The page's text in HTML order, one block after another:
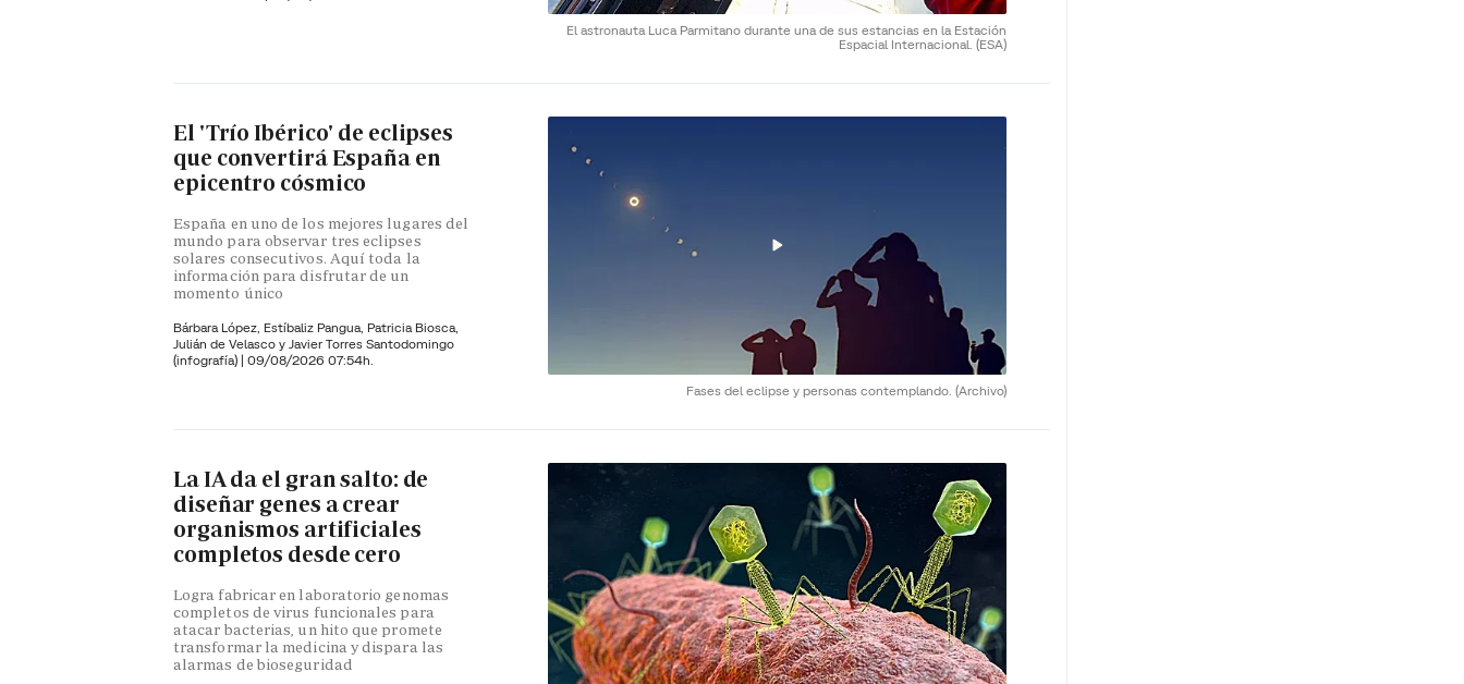
El astronauta Luca Parmitano durante una de sus estancias en la Estación
Espacial Internacional. (ESA)
Fases del eclipse y personas contemplando. (Archivo)
El 'Trío Ibérico' de eclipses
que convertirá España en
epicentro cósmico
España en uno de los mejores lugares del
mundo para observar tres eclipses
solares consecutivos. Aquí toda la
información para disfrutar de un
momento único
Bárbara López, Estíbaliz Pangua, Patricia Biosca,
Julián de Velasco y Javier Torres Santodomingo
(infografía) | 09/08/2026 07:54h.
La IA da el gran salto: de
diseñar genes a crear
organismos artificiales
completos desde cero
Logra fabricar en laboratorio genomas
completos de virus funcionales para
atacar bacterias, un hito que promete
transformar la medicina y dispara las
alarmas de bioseguridad